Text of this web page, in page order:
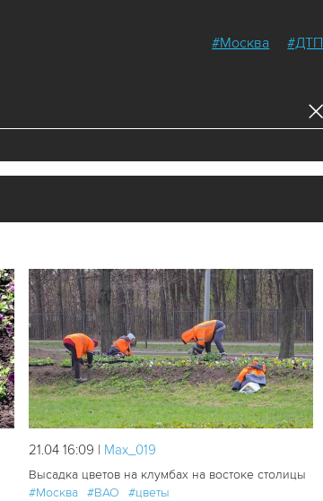
#Москва #ДТП
21.04 16:09 | Мах_019
Высадка цветов на клумбах на востоке столицы
#Москва #ВАО #цветы